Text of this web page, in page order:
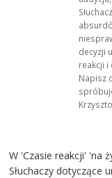
decyzji
reakcji i
Napisz
W 'Czasie reakcji' 'na
Słuchaczy dotyczące